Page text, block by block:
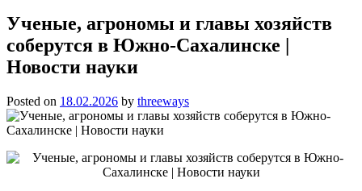
Ученые, агрономы и главы хозяйств
соберутся в Южно-Сахалинске |
Новости науки
Posted on 18.02.2026 by threeways